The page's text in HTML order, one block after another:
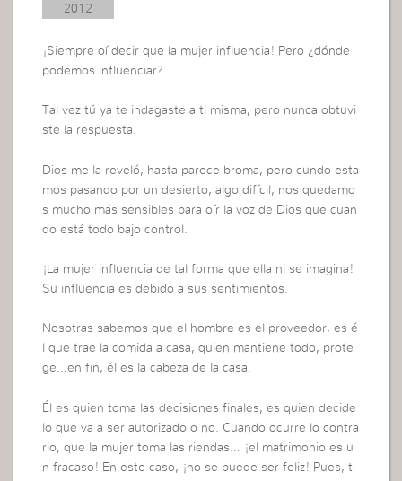
2012
¡Siempre oí decir que la mujer influencia! Pero ¿dónde
podemos influenciar?
Tal vez tú ya te indagaste a ti misma, pero nunca obtuvi
ste la respuesta.
Dios me la reveló, hasta parece broma, pero cundo esta
mos pasando por un desierto, algo difícil, nos quedamo
s mucho más sensibles para oír la voz de Dios que cuan
do está todo bajo control.
¡La mujer influencia de tal forma que ella ni se imagina!
Su influencia es debido a sus sentimientos.
Nosotras sabemos que el hombre es el proveedor, es é
l que trae la comida a casa, quien mantiene todo, prote
ge…en fin, él es la cabeza de la casa.
Él es quien toma las decisiones finales, es quien decide
lo que va a ser autorizado o no. Cuando ocurre lo contra
rio, que la mujer toma las riendas… ¡el matrimonio es u
n fracaso! En este caso, ¡no se puede ser feliz! Pues, t